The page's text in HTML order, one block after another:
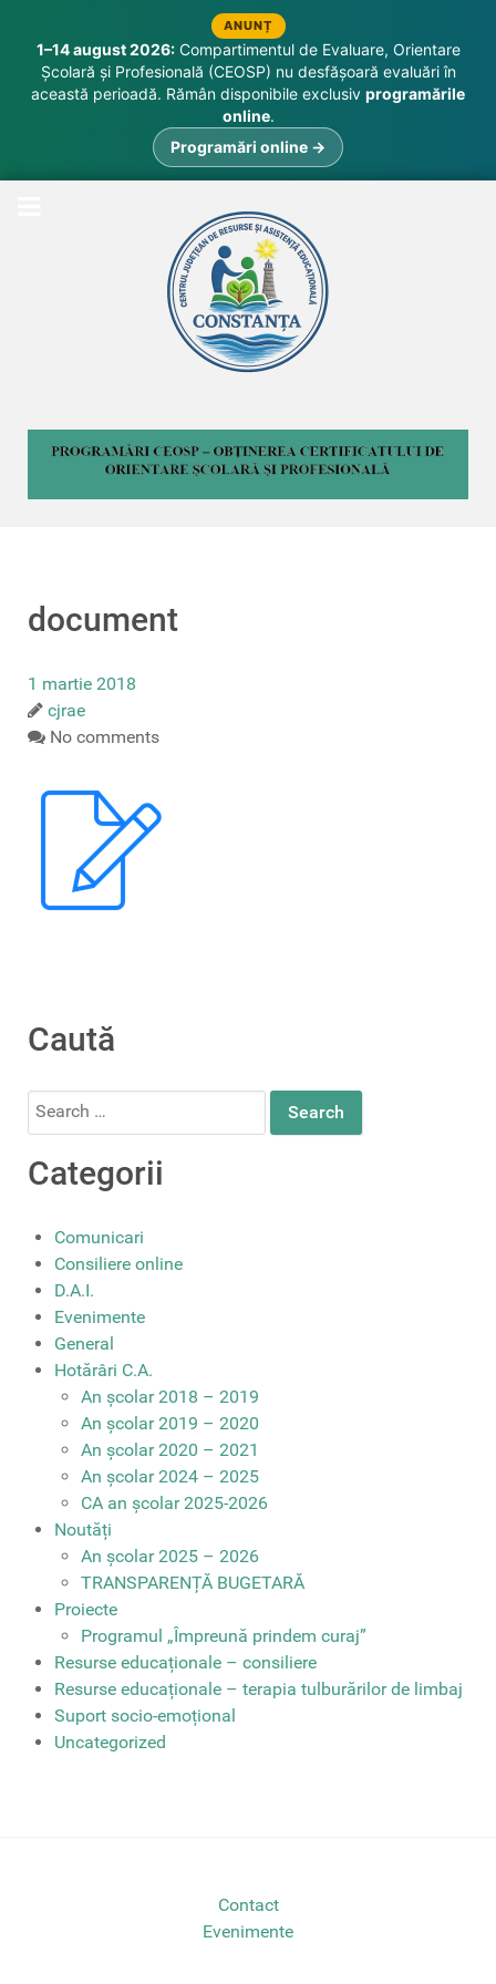
ANUNȚ
1–14 august 2026:Compartimentul de Evaluare, Orientare
Școlară și Profesională (CEOSP) nu desfășoară evaluări în
această perioadă. Rămân disponibile exclusiv programările
online.
Programări online →
document
1 martie 2018
cjrae
No comments
Caută
Search
Categorii
Comunicari
Consiliere online
D.A.I.
Evenimente
General
Hotărâri C.A.
An școlar 2018 – 2019
An școlar 2019 – 2020
An școlar 2020 – 2021
An școlar 2024 – 2025
CA an școlar 2025-2026
Noutăți
An școlar 2025 – 2026
TRANSPARENȚĂ BUGETARĂ
Proiecte
Programul „Împreună prindem curaj”
Resurse educaționale – consiliere
Resurse educaționale – terapia tulburărilor de limbaj
Suport socio-emoțional
Uncategorized
Contact
Evenimente